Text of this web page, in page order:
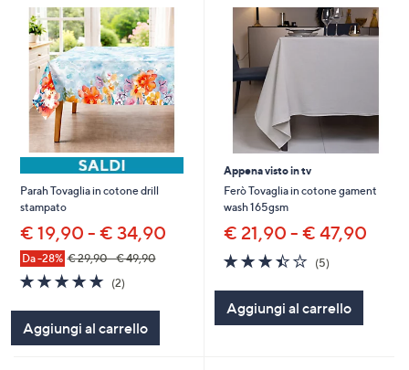
destra
sui
dispositivi
touch
consultarli.
Parah Tovaglia in cotone drill
stampato
€ 19,90 - € 34,90
Da -28% € 29,90 - € 49,90
5.0
of
5
Stars
(2)2
Aggiungi al carrello
Appena visto in tv
Ferò Tovaglia in cotone gament
wash 165gsm
€ 21,90 - € 47,90
3.4
of
5
Stars
(5)5
Aggiungi al carrello